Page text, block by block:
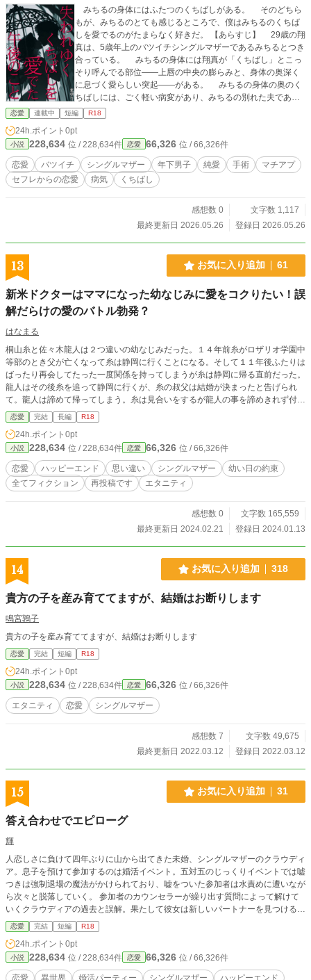
みちるの身体にはふたつのくちばしがある。 そのどちら
もが、みちるのとても感じるところで、僕はみちるのくちば
しを愛でるのがたまらなく好きだ。 【あらすじ】 29歳の翔
真は、5歳年上のバツイチシングルマザーであるみちるとつき
合っている。 みちるの身体には翔真が「くちばし」とこっ
そり呼んでる部位――上唇の中央の膨らみと、身体の奥深く
に息づく愛らしい突起――がある。 みちるの身体の奥のく
ちばしには、ごく軽い病変があり、みちるの別れた夫である
産婦人科医、拓海に手術をしてもらうことが決まる。 翔真
とみちるは手術の前に思い切り愛し合うために、温泉旅行に
出かける。 そこでみちるは、これまで誰にも明かさなかっ
た壮絶な想いを翔真に打ち明け、翔真は失われゆく「くちば
し」を激しく愛しながら、みちるが抱えていた闇の深さと、
それを知ってしまってもなお、みちるを離さないという思い
を新たにするのだった。 キンドル電子書籍の冒頭試し読み
『くちばし』というタイトルで収録されていたものです。
恋愛 連載中 短編 R18
24h.ポイント 0pt
小説 228,634 位 / 228,634件 恋愛 66,326 位 / 66,326件
恋愛 バツイチ シングルマザー 年下男子 純愛 手術
マチアプ
セフレからの恋愛
病気 くちばし
感想数 0
文字数 1,117
最終更新日 2026.05.26
登録日 2026.05.26
13 お気に入り追加 61
新米ドクターはママになった幼なじみに愛をコクりたい！誤
解だらけの愛のバトル勃発？
はなまる
桐山糸と佐々木龍人は２つ違いの幼なじみだった。１４年前糸がロザリオ学園中
等部のとき父が亡くなって糸は静岡に行くことになる。そして１１年後ふたりは
ばったり再会してたった一度関係を持ってしまうが糸は静岡に帰る直前だった。
龍人はその後糸を追って静岡に行くが、糸の叔父は結婚が決まったと告げられ
て。龍人は諦めて帰ってしまう。糸は見合いをするが龍人の事を諦めきれず付き
合いを断る。そして龍人の子を妊娠しているわかりその子を産んで育てる事に。
そして1年前生まれた子供の弓弦と事情があって静岡から神奈川に引っ越してい
た。ある日曜日弓弦が熱を出す。たまたま当番医だった二階堂総合病院に行く
と、そこで小児科医になった龍人とばったり再会した。龍人は糸が離婚したと聞
いてもう一度最初からやり直したいと思った。糸も龍人が好きだが、弓弦を生ん
だ事を龍人に知られたくはなかった。ふたりの気持ちは複雑に交錯していく。そ
んなお話です。
恋愛 完結 長編 R18
24h.ポイント 0pt
小説 228,634 位 / 228,634件 恋愛 66,326 位 / 66,326件
恋愛 ハッピーエンド 思い違い シングルマザー
幼い日の約束
全てフィクション
再投稿です エタニティ
感想数 0
文字数 165,559
最終更新日 2024.02.21
登録日 2024.01.13
14 お気に入り追加 318
貴方の子を産み育ててますが、結婚はお断りします
鳴宮鶉子
貴方の子を産み育ててますが、結婚はお断りします
恋愛 完結 短編 R18
24h.ポイント 0pt
小説 228,634 位 / 228,634件 恋愛 66,326 位 / 66,326件
エタニティ 恋愛 シングルマザー
感想数 7
文字数 49,675
最終更新日 2022.03.12
登録日 2022.03.12
15 お気に入り追加 31
答え合わせでエピローグ
輝
人恋しさに負けて四年ぶりに山から出てきた未婚、シングルマザーのクラウディ
ア。息子を預けて参加するのは婚活イベント。五対五のじっくりイベントでは嘘
つきは強制退場の魔法がかけられており、嘘をついた参加者は水責めに遭いなが
ら次々と脱落していく。 参加者のカウンセラーが繰り出す質問によって解けて
いくクラウディアの過去と誤解。果たして彼女は新しいパートナーを見つけるこ
とが出来るのか？
恋愛 完結 短編 R18
24h.ポイント 0pt
小説 228,634 位 / 228,634件 恋愛 66,326 位 / 66,326件
恋愛 異世界 婚活パーティー シングルマザー
ハッピーエンド